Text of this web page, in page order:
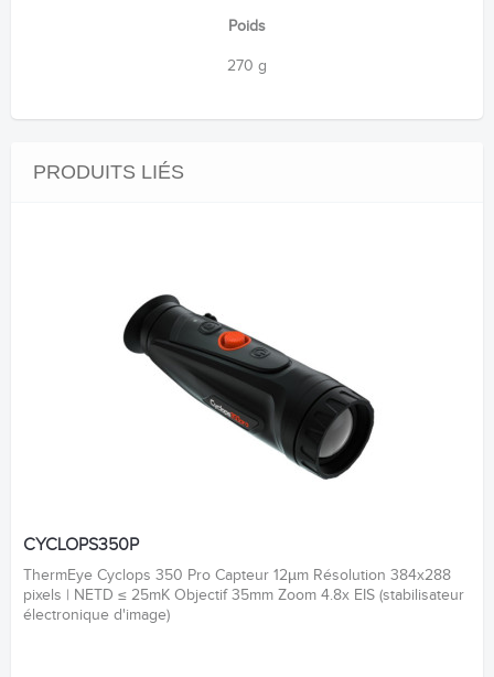
Poids
270 g
PRODUITS LIÉS
CYCLOPS350P
ThermEye Cyclops 350 Pro Capteur 12µm Résolution 384x288
pixels | NETD ≤ 25mK Objectif 35mm Zoom 4.8x EIS (stabilisateur
électronique d'image)